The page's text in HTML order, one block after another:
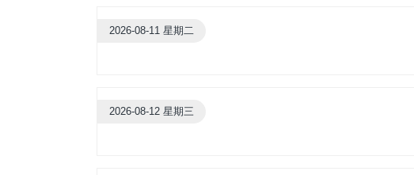
2026-08-11 星期二
2026-08-12 星期三